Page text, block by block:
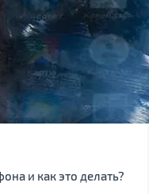
и как это делать?